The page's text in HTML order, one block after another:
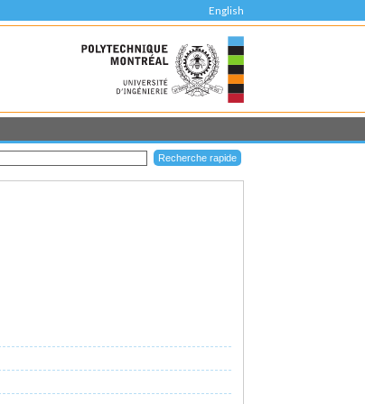
English